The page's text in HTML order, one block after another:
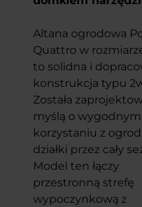
Altana ogrodowa
Quattro w
to solidna i
konstrukcja typu
Została
myślą o wygodnym
korzystaniu z
działki przez cały
Model ten łączy
przestronną strefę
wypoczynkową z